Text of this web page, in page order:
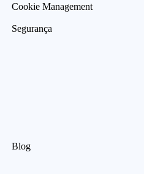
Cookie Management
Segurança
Blog